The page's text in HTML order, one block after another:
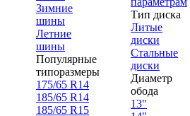
Зимние
шины
Летние
шины
Популярные
типоразмеры
175/65 R14
185/65 R14
185/65 R15
Тип диска
Литые
диски
Стальные
диски
Диаметр
обода
13"